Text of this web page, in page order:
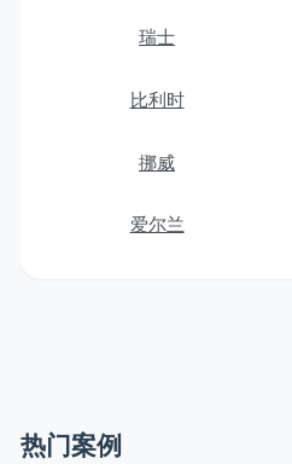
瑞士
比利时
挪威
爱尔兰
热门案例